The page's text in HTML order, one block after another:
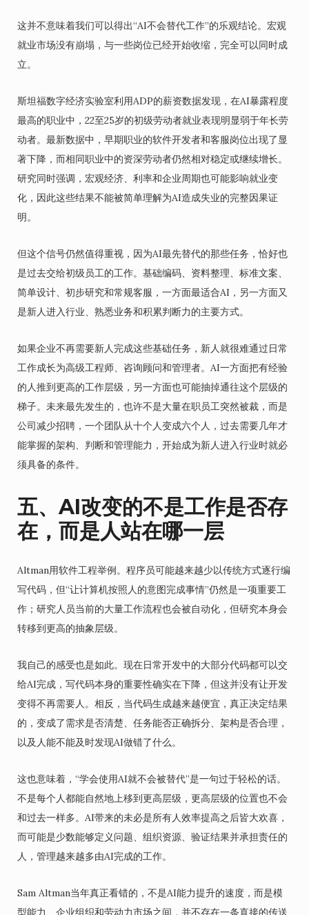
这并不意味着我们可以得出“AI不会替代工作”的乐观结论。宏观
就业市场没有崩塌，与一些岗位已经开始收缩，完全可以同时成
立。
斯坦福数字经济实验室利用ADP的薪资数据发现，在AI暴露程度
最高的职业中，22至25岁的初级劳动者就业表现明显弱于年长劳
动者。最新数据中，早期职业的软件开发者和客服岗位出现了显
著下降，而相同职业中的资深劳动者仍然相对稳定或继续增长。
研究同时强调，宏观经济、利率和企业周期也可能影响就业变
化，因此这些结果不能被简单理解为AI造成失业的完整因果证
明。
但这个信号仍然值得重视，因为AI最先替代的那些任务，恰好也
是过去交给初级员工的工作。基础编码、资料整理、标准文案、
简单设计、初步研究和常规客服，一方面最适合AI，另一方面又
是新人进入行业、熟悉业务和积累判断力的主要方式。
如果企业不再需要新人完成这些基础任务，新人就很难通过日常
工作成长为高级工程师、咨询顾问和管理者。AI一方面把有经验
的人推到更高的工作层级，另一方面也可能抽掉通往这个层级的
梯子。未来最先发生的，也许不是大量在职员工突然被裁，而是
公司减少招聘，一个团队从十个人变成六个人，过去需要几年才
能掌握的架构、判断和管理能力，开始成为新人进入行业时就必
须具备的条件。
五、AI改变的不是工作是否存
在，而是人站在哪一层
Altman用软件工程举例。程序员可能越来越少以传统方式逐行编
写代码，但“让计算机按照人的意图完成事情”仍然是一项重要工
作；研究人员当前的大量工作流程也会被自动化，但研究本身会
转移到更高的抽象层级。
我自己的感受也是如此。现在日常开发中的大部分代码都可以交
给AI完成，写代码本身的重要性确实在下降，但这并没有让开发
变得不再需要人。相反，当代码生成越来越便宜，真正决定结果
的，变成了需求是否清楚、任务能否正确拆分、架构是否合理，
以及人能不能及时发现AI做错了什么。
这也意味着，“学会使用AI就不会被替代”是一句过于轻松的话。
不是每个人都能自然地上移到更高层级，更高层级的位置也不会
和过去一样多。AI带来的未必是所有人效率提高之后皆大欢喜，
而可能是少数能够定义问题、组织资源、验证结果并承担责任的
人，管理越来越多由AI完成的工作。
Sam Altman当年真正看错的，不是AI能力提升的速度，而是模
型能力、企业组织和劳动力市场之间，并不存在一条直接的传送